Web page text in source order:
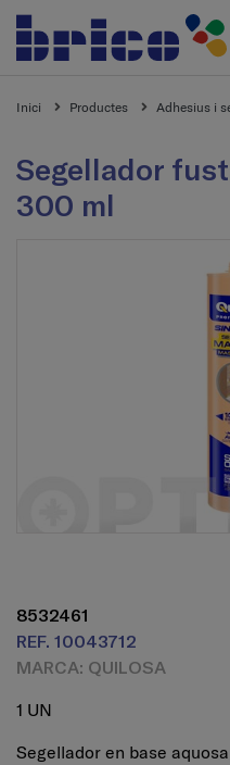
Inici Productes Adhesius i
Segellador
300 ml
8532461
REF. 10043712
MARCA: QUILOSA
1 UN
Segellador en base